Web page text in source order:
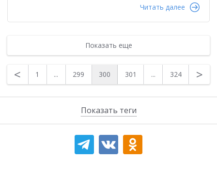
Показать теги
Читать далее
Показать еще
< 1 ... 299 300 301 ... 324 >